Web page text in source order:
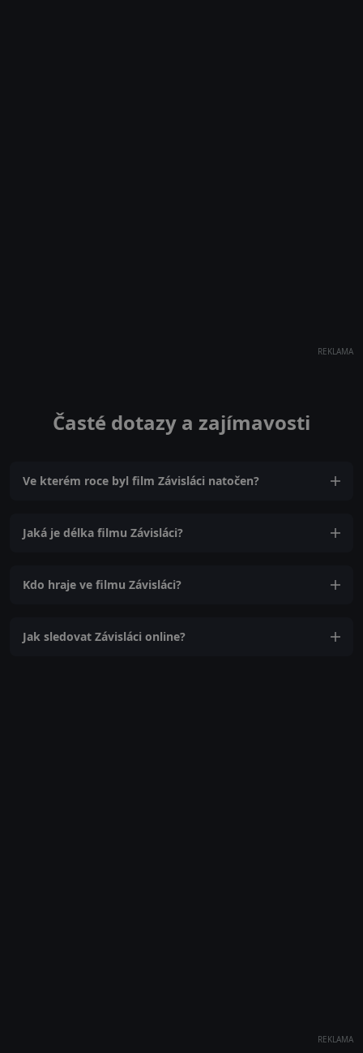
REKLAMA
Časté dotazy a zajímavosti
Ve kterém roce byl film Závisláci natočen?
Jaká je délka filmu Závisláci?
Kdo hraje ve filmu Závisláci?
Jak sledovat Závisláci online?
REKLAMA